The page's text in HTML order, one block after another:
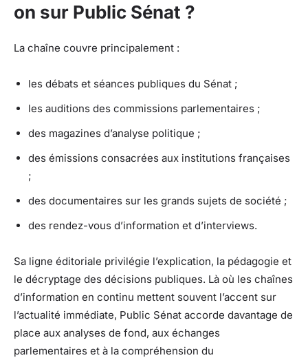
on sur Public Sénat ?
La chaîne couvre principalement :
les débats et séances publiques du Sénat ;
les auditions des commissions parlementaires ;
des magazines d’analyse politique ;
des émissions consacrées aux institutions françaises
;
des documentaires sur les grands sujets de société ;
des rendez-vous d’information et d’interviews.
Sa ligne éditoriale privilégie l’explication, la pédagogie et
le décryptage des décisions publiques. Là où les chaînes
d’information en continu mettent souvent l’accent sur
l’actualité immédiate, Public Sénat accorde davantage de
place aux analyses de fond, aux échanges
parlementaires et à la compréhension du